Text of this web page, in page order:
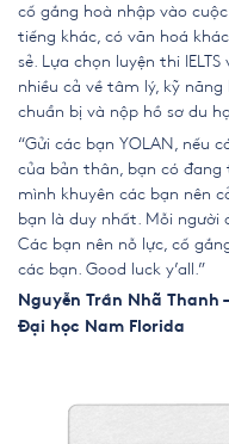
cố gắng hoà nhập vào
tiếng khác, có văn hoá
sẻ. Lựa chọn luyện thi
nhiều cả về tâm lý, kỹ
chuẩn bị và nộp hồ sơ du
“Gửi các bạn YOLAN, nếu
của bản thân, bạn có
mình khuyên các bạn nên
bạn là duy nhất. Mỗi người
Các bạn nên nỗ lực, cố
các bạn. Good luck y’all.”
Nguyễn Trần Nhã Thanh
Đại học Nam Florida